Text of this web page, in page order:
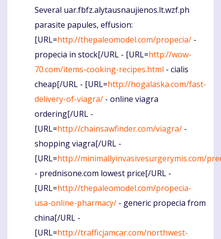
Komentaras
Several uar.fbfz.alytausnaujienos.lt.wzf.ph
parasite papules, effusion:
[URL=http://thepaleomodel.com/propecia/ -
propecia in stock[/URL - [URL=http://wow-
70.com/items-cooking-recipes.html - cialis
cheap[/URL - [URL=http://hogalaska.com/fast-
delivery-of-viagra/ - online viagra
ordering[/URL -
[URL=http://chainsawfinder.com/viagra/ -
shopping viagra[/URL -
[URL=http://minimallyinvasivesurgerymis.com/
- prednisone.com lowest price[/URL -
[URL=http://thepaleomodel.com/propecia-
usa-online-pharmacy/ - generic propecia from
china[/URL -
[URL=http://trafficjamcar.com/northwest-